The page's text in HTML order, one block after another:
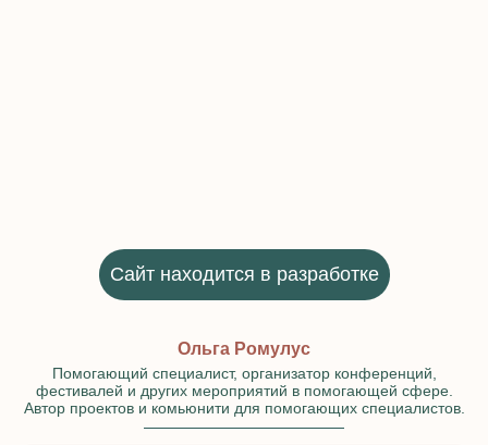
Сайт находится в разработке
Ольга Ромулус
Помогающий специалист, организатор конференций,
фестивалей и других мероприятий в помогающей сфере.
Автор проектов и комьюнити для помогающих специалистов.